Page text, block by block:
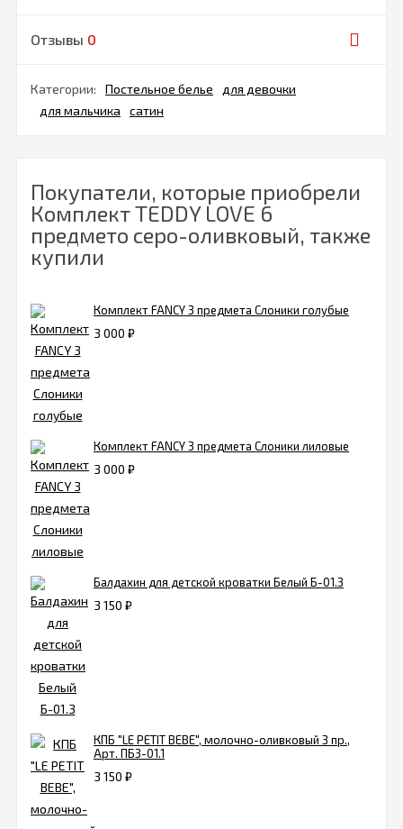
Отзывы 0
Категории: Постельное белье
для девочки
для мальчика
сатин
Покупатели, которые приобрели
Комплект TEDDY LOVE 6
предмето серо-оливковый, также
купили
Комплект FANCY 3 предмета Слоники голубые
3 000 ₽
Комплект FANCY 3 предмета Слоники лиловые
3 000 ₽
Балдахин для детской кроватки Белый Б-01.3
3 150 ₽
КПБ "LE PETIT BEBE", молочно-оливковый 3 пр.,
Арт. ПБ3-01.1
3 150 ₽